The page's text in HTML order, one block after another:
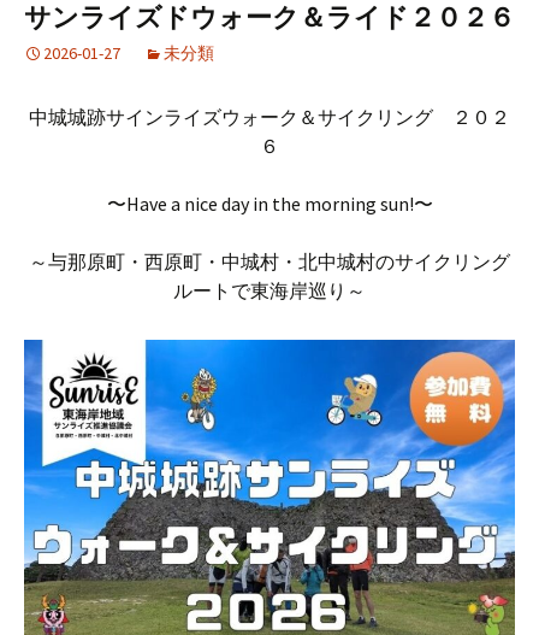
サンライズドウォーク＆ライド２０２６
2026-01-27 未分類
中城城跡サインライズウォーク＆サイクリング ２０２
６
〜Have a nice day in the morning sun!〜
～与那原町・西原町・中城村・北中城村のサイクリング
ルートで東海岸巡り～